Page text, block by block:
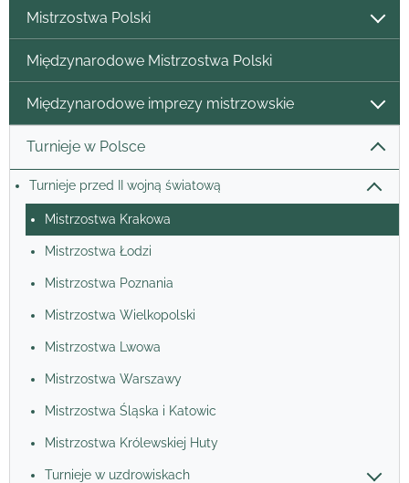
Mistrzostwa Polski
Międzynarodowe Mistrzostwa Polski
Międzynarodowe imprezy mistrzowskie
Turnieje w Polsce
Turnieje przed II wojną światową
Mistrzostwa Krakowa
Mistrzostwa Łodzi
Mistrzostwa Poznania
Mistrzostwa Wielkopolski
Mistrzostwa Lwowa
Mistrzostwa Warszawy
Mistrzostwa Śląska i Katowic
Mistrzostwa Królewskiej Huty
Turnieje w uzdrowiskach